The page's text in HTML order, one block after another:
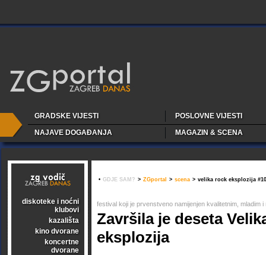
GRADSKE VIJESTI
POSLOVNE VIJESTI
NAJAVE DOGAĐANJA
MAGAZIN & SCENA
diskoteke i noćni
klubovi
kazališta
kino dvorane
koncertne
dvorane
• GDJE SAM? > ZGportal > scena > velika rock eksplozija #10
festival koji je prvenstveno namijenjen kvalitetnim, mladim
Završila je deseta
eksplozija